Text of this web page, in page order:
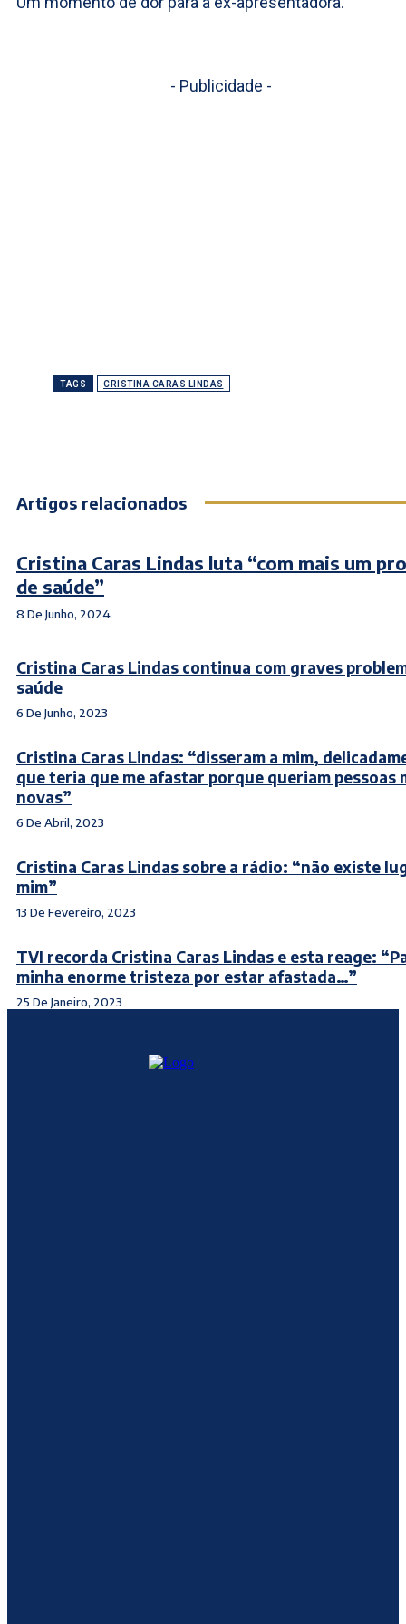
- Publicidade -
TAGS CRISTINA CARAS LINDAS
Artigos relacionados
Cristina Caras Lindas luta “com mais um
de saúde”
8 De Junho, 2024
Cristina Caras Lindas continua com graves
saúde
6 De Junho, 2023
Cristina Caras Lindas: “disseram a mim,
que teria que me afastar porque queriam pessoas
novas”
6 De Abril, 2023
Cristina Caras Lindas sobre a rádio: “não existe
mim”
13 De Fevereiro, 2023
TVI recorda Cristina Caras Lindas e esta reage:
minha enorme tristeza por estar afastada…”
25 De Janeiro, 2023